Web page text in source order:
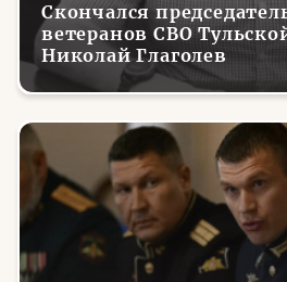
Скончался
ветеранов СВО
Николай Глаголев